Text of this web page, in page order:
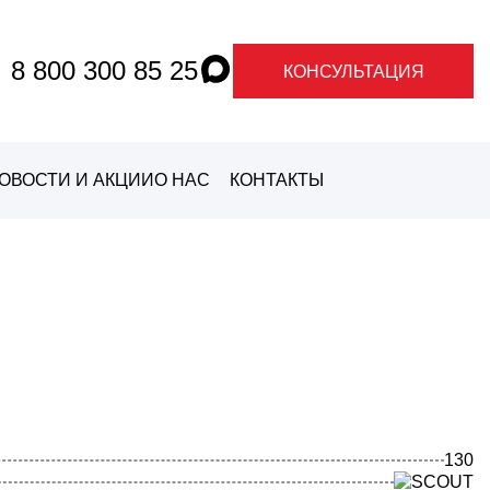
8 800 300 85 25 КОНСУЛЬТАЦИЯ
И АКЦИИО НАС КОНТАКТЫ
130